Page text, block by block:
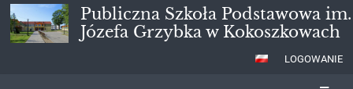
Publiczna Szkoła Podstawowa im.
Józefa Grzybka w Kokoszkowach
LOGOWANIE